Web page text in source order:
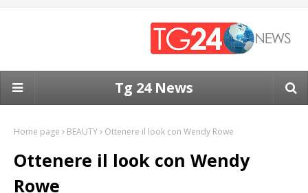
Tg 24 News
Home page BEAUTY Ottenere il look con Wendy Rowe
Ottenere il look con Wendy
Rowe